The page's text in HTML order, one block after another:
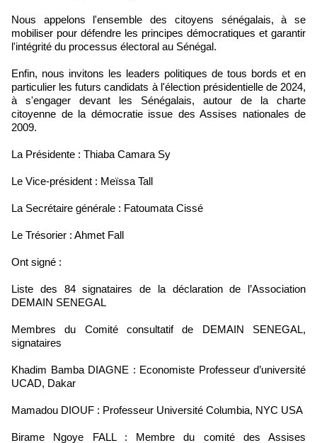
Nous appelons l'ensemble des citoyens sénégalais, à se
mobiliser pour défendre les principes démocratiques et garantir
l'intégrité du processus électoral au Sénégal.
Enfin, nous invitons les leaders politiques de tous bords et en
particulier les futurs candidats à l'élection présidentielle de 2024,
à s'engager devant les Sénégalais, autour de la charte
citoyenne de la démocratie issue des Assises nationales de
2009.
La Présidente : Thiaba Camara Sy
Le Vice-président : Meïssa Tall
La Secrétaire générale : Fatoumata Cissé
Le Trésorier : Ahmet Fall
Ont signé :
Liste des 84 signataires de la déclaration de l’Association
DEMAIN SENEGAL
Membres du Comité consultatif de DEMAIN SENEGAL,
signataires
Khadim Bamba DIAGNE : Economiste Professeur d’université
UCAD, Dakar
Mamadou DIOUF : Professeur Université Columbia, NYC USA
Birame Ngoye FALL : Membre du comité des Assises